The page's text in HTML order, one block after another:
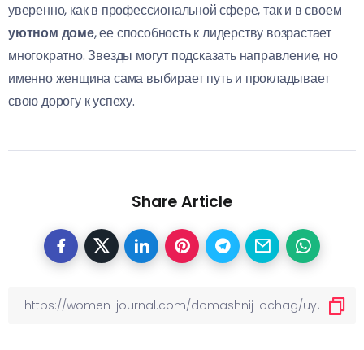
уверенно, как в профессиональной сфере, так и в своем
уютном доме, ее способность к лидерству возрастает
многократно. Звезды могут подсказать направление, но
именно женщина сама выбирает путь и прокладывает
свою дорогу к успеху.
Share Article